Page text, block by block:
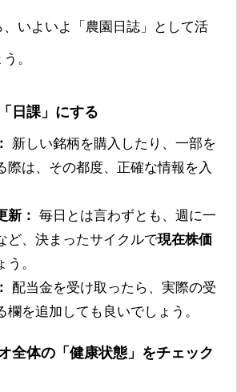
いよいよ「農園日誌」として活
。
日課」にする
新しい銘柄を購入したり、一部を
際は、その都度、正確な情報を入
新： 毎日とは言わずとも、週に一
ど、決まったサイクルで現在株価
。
配当金を受け取ったら、実際の受
欄を追加しても良いでしょう。
全体の「健康状態」をチェック